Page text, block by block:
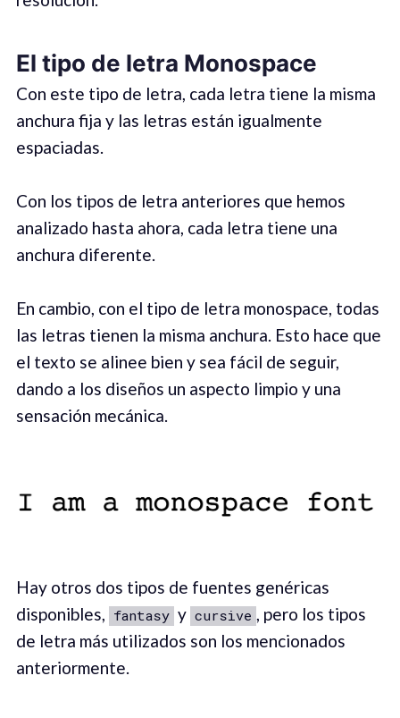
El tipo de letra Monospace
Con este tipo de letra, cada letra tiene la misma
anchura fija y las letras están igualmente
espaciadas.
Con los tipos de letra anteriores que hemos
analizado hasta ahora, cada letra tiene una
anchura diferente.
En cambio, con el tipo de letra monospace, todas
las letras tienen la misma anchura. Esto hace que
el texto se alinee bien y sea fácil de seguir,
dando a los diseños un aspecto limpio y una
sensación mecánica.
Hay otros dos tipos de fuentes genéricas
disponibles, fantasy y cursive , pero los tipos
de letra más utilizados son los mencionados
anteriormente.